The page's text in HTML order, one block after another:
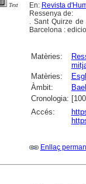
Text
En: Revista
Ressenya de:
. Sant Quirze
Barcelona :
Matèries:
Matèries:
Àmbit:
Cronologia:
Accés:
Enllaç